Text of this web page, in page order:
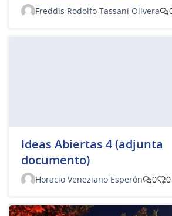
Freddis Rodolfo Tassani Olivera
Ideas Abiertas 4 (adjunta
documento)
Horacio Veneziano Esperón
0 0